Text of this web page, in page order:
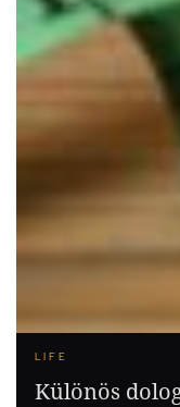
LIFE
Különös